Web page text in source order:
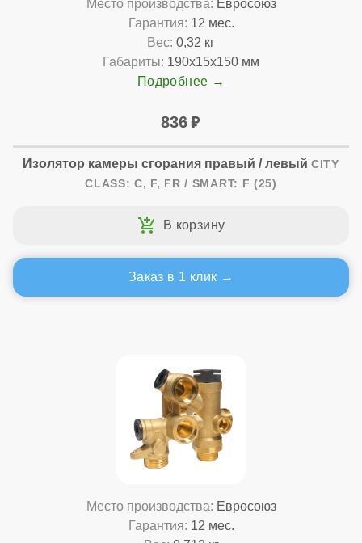
Место производства: Евросоюз
Гарантия: 12 мес.
Вес: 0,32 кг
Габариты: 190x15x150 мм
Подробнее
836
Изолятор камеры сгорания правый / левый CITY
CLASS: C, F, FR / SMART: F (25)
Заказ в 1 клик
Место производства: Евросоюз
Гарантия: 12 мес.